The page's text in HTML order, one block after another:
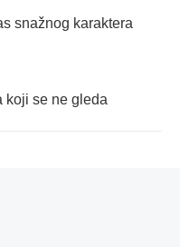
snažnog karaktera
koji se ne gleda